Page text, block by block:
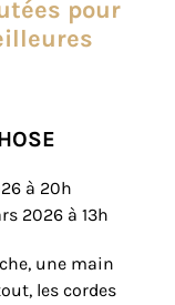
pour
à 20h
2026 à 13h
une main
les cordes